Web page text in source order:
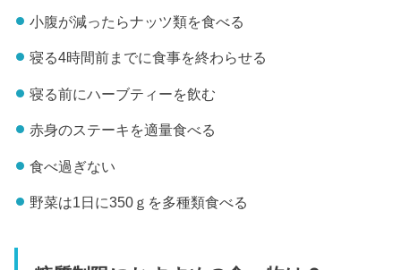
小腹が減ったらナッツ類を食べる
寝る4時間前までに食事を終わらせる
寝る前にハーブティーを飲む
赤身のステーキを適量食べる
食べ過ぎない
野菜は1日に350ｇを多種類食べる